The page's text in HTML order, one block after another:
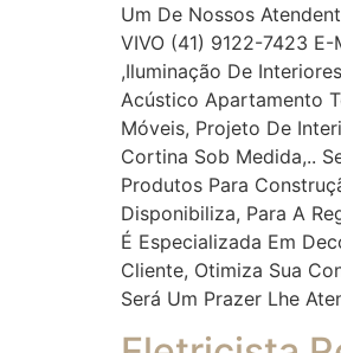
Um De Nossos
VIVO (41) 9122-7423
,iluminação De
Acústico Apartamento
Móveis, Projeto De
Cortina Sob Medida,..
Produtos Para
Disponibiliza, Para A
É Especializada Em
Cliente, Otimiza Sua
Será Um Prazer Lhe